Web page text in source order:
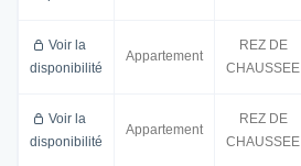
Voir la
disponibilité
Appartement
REZ DE
CHAUSSEE
Voir la
disponibilité
Appartement
REZ DE
CHAUSSEE